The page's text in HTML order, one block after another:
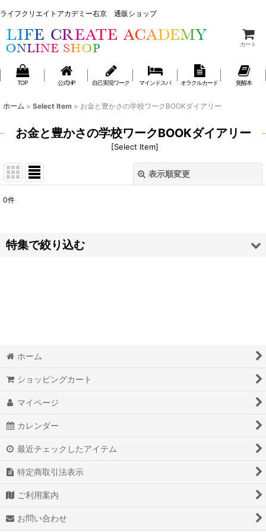
ライフクリエイトアカデミー右京 通販ショップ
カート
TOP 公式HP 自己実現ワーク マインドスパ オラクルカード 覚醒本
ホーム > Select Item > お金と豊かさの学校ワークBOOKダイアリー
お金と豊かさの学校ワークBOOKダイアリー
[Select Item]
表示順変更
並び順:
0件
特集で絞り込む
覚醒本
オリジナル最高級ダイヤモンドパイソン金運財布
オリジナル最高級ダイヤモンドパイソン開運手帳カバー
オリジナルミラクルマニフェストアロマオイル
オリジナルパワーストーンスマホカバー
ホーム
ショッピングカート
マイページ
カレンダー
最近チェックしたアイテム
特定商取引法表示
ご利用案内
お問い合わせ